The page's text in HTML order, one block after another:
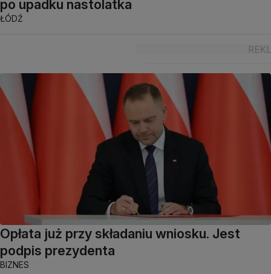
po upadku nastolatka
ŁÓDŹ
Opłata już przy składaniu wniosku. Jest
podpis prezydenta
BIZNES